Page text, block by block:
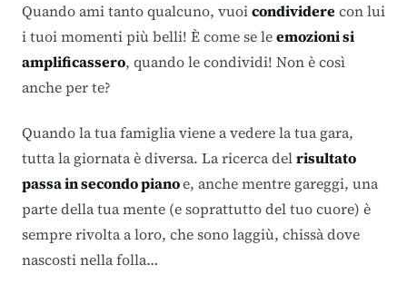
Quando ami tanto qualcuno, vuoicondividerecon lui
i tuoi momenti più belli! È come se leemozioni si
amplificassero, quando le condividi! Non è così
anche per te?
Quando la tua famiglia viene a vedere la tua gara,
tutta la giornata è diversa. La ricerca delrisultato
passa in secondo pianoe, anche mentre gareggi, una
parte della tua mente (e soprattutto del tuo cuore) è
sempre rivolta a loro, che sono laggiù, chissà dove
nascosti nella folla…